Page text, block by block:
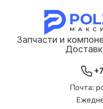
Запчасти и
Почта: